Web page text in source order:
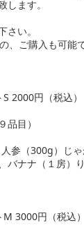
します。
い。
、ご購入も可能
2000円（税込）
品目）
人参（300g）じ
バナナ（１房）
3000円（税込）